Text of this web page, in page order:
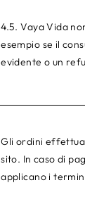
4.5. Vaya Vida
esempio se il
evidente o un
Gli ordini
sito. In caso di
applicano i